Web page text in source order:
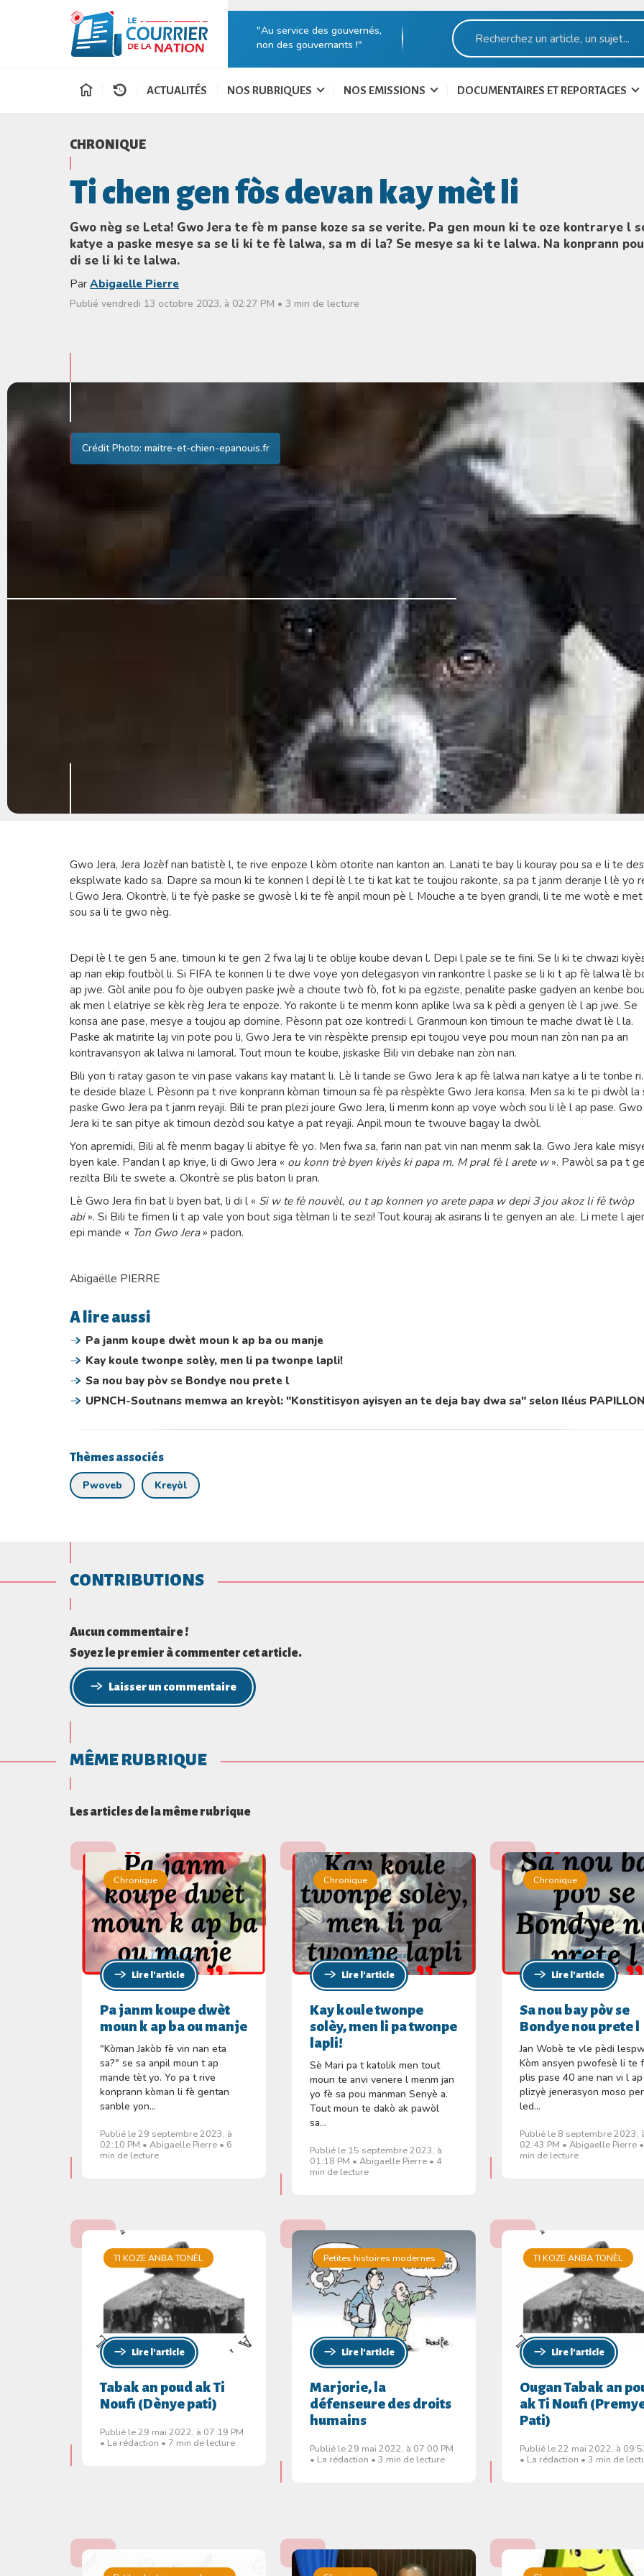
"Au service des gouvernés,
non des gouvernants !"
ACTUALITÉS NOS RUBRIQUES NOS EMISSIONS DOCUMENTAIRES ET REPORTAGES
CHRONIQUE
Ti chen gen fòs devan kay mèt li
Gwo nèg se Leta! Gwo Jera te fè m panse koze sa se verite. Pa gen moun ki te oze kontrarye l
katye a paske mesye sa se li ki te fè lalwa, sa m di la? Se mesye sa ki te lalwa. Na konprann
di se li ki te lalwa.
ParAbigaelle Pierre
Publié vendredi 13 octobre 2023, à 02:27 PM • 3 min de lecture
Crédit Photo: maitre-et-chien-epanouis.fr
Gwo Jera, Jera Jozèf nan batistè l, te rive enpoze l kòm otorite nan kanton an. Lanati te bay li kouray pou sa e li te
eksplwate kado sa. Dapre sa moun ki te konnen l depi lè l te ti kat kat te toujou rakonte, sa pa t janm deranje l lè yo
l Gwo Jera. Okontrè, li te fyè paske se gwosè l ki te fè anpil moun pè l. Mouche a te byen grandi, li te me wotè e met
sou sa li te gwo nèg.
Depi lè l te gen 5 ane, timoun ki te gen 2 fwa laj li te oblije koube devan l. Depi l pale se te fini. Se li ki te chwazi
ap nan ekip foutbòl li. Si FIFA te konnen li te dwe voye yon delegasyon vin rankontre l paske se li ki t ap fè lalwa lè
ap jwe. Gòl anile pou fo òje oubyen paske jwè a choute twò fò, fot ki pa egziste, penalite paske gadyen an kenbe
ak men l elatriye se kèk règ Jera te enpoze. Yo rakonte li te menm konn aplike lwa sa k pèdi a genyen lè l ap jwe. Se
konsa ane pase, mesye a toujou ap domine. Pèsonn pat oze kontredi l. Granmoun kon timoun te mache dwat lè l la.
Paske ak matirite laj vin pote pou li, Gwo Jera te vin rèspèkte prensip epi toujou veye pou moun nan zòn nan pa an
kontravansyon ak lalwa ni lamoral. Tout moun te koube, jiskaske Bili vin debake nan zòn nan.
Bili yon ti ratay gason te vin pase vakans kay matant li. Lè li tande se Gwo Jera k ap fè lalwa nan katye a li te tonbe
te deside blaze l. Pèsonn pa t rive konprann kòman timoun sa fè pa rèspèkte Gwo Jera konsa. Men sa ki te pi dwòl la
paske Gwo Jera pa t janm reyaji. Bili te pran plezi joure Gwo Jera, li menm konn ap voye wòch sou li lè l ap pase. Gwo
Jera ki te san pitye ak timoun dezòd sou katye a pat reyaji. Anpil moun te twouve bagay la dwòl.
Yon apremidi, Bili al fè menm bagay li abitye fè yo. Men fwa sa, farin nan pat vin nan menm sak la. Gwo Jera kale
byen kale. Pandan l ap kriye, li di Gwo Jera « ou konn trè byen kiyès ki papa m. M pral fè l arete w». Pawòl sa pa t
rezilta Bili te swete a. Okontrè se plis baton li pran.
Lè Gwo Jera fin bat li byen bat, li di l « Si w te fè nouvèl, ou t ap konnen yo arete papa w depi 3 jou akoz li fè twòp
abi». Si Bili te fimen li t ap vale yon bout siga tèlman li te sezi! Tout kouraj ak asirans li te genyen an ale. Li mete l
epi mande « Ton Gwo Jera» padon.
Abigaëlle PIERRE
A lire aussi
Pa janm koupe dwèt moun k ap ba ou manje
Kay koule twonpe solèy, men li pa twonpe lapli!
Sa nou bay pòv se Bondye nou prete l
UPNCH-Soutnans memwa an kreyòl: "Konstitisyon ayisyen an te deja bay dwa sa" selon Iléus PAPILLON
Thèmes associés
Pwoveb Kreyòl
CONTRIBUTIONS
Aucun commentaire !
Soyez le premier à commenter cet article.
Laisser un commentaire
MÊME RUBRIQUE
Les articles de la même rubrique
Chronique
Lire l'article
Pa janm koupe dwèt
moun k ap ba ou manje
"Kòman Jakòb fè vin nan eta
sa?" se sa anpil moun t ap
mande tèt yo. Yo pa t rive
konprann kòman li fè gentan
sanble yon...
Publié le 29 septembre 2023, à
02:10 PM • Abigaelle Pierre • 6
min de lecture
Chronique
Lire l'article
Kay koule twonpe
solèy, men li pa twonpe
lapli!
Sè Mari pa t katolik men tout
moun te anvi venere l menm jan
yo fè sa pou manman Senyè a.
Tout moun te dakò ak pawòl
sa...
Publié le 15 septembre 2023, à
01:18 PM • Abigaelle Pierre • 4
min de lecture
Chronique
Lire l'article
Sa nou bay pòv se
Bondye nou prete l
Jan Wobè te vle pèdi
Kòm ansyen pwofesè li te
plis pase 40 ane nan vi l
plizyè jenerasyon moso
led...
Publié le 8 septembre 2023,
02:43 PM • Abigaelle Pierre
min de lecture
TI KOZE ANBA TONÈL
Lire l'article
Tabak an poud ak Ti
Noufi (Dènye pati)
Publié le 29 mai 2022, à 07:19 PM
• La rédaction • 7 min de lecture
Petites histoires modernes
Lire l'article
Marjorie, la
défenseure des droits
humains
Publié le 29 mai 2022, à 07:00 PM
• La rédaction • 3 min de lecture
TI KOZE ANBA TONÈL
Lire l'article
Ougan Tabak an
ak Ti Noufi
Pati)
Publié le 22 mai 2022, à
• La rédaction • 3 min de